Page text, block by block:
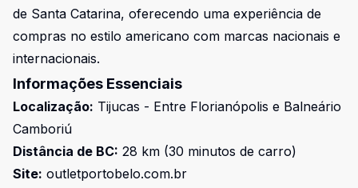
de Santa Catarina, oferecendo uma experiência de
compras no estilo americano com marcas nacionais e
internacionais.
Informações Essenciais
Localização: Tijucas - Entre Florianópolis e Balneário
Camboriú
Distância de BC: 28 km (30 minutos de carro)
Site: outletportobelo.com.br